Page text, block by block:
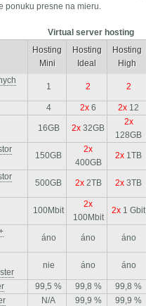
ponuku presne na mieru.
Hosting
Mini
Hosting
Ideal
Hosting
High
Virtual server hosting
1 2 2
4 2x 6 2x 12
16GB 2x 32GB
2x
128GB
150GB
2x
400GB
2x 1TB
500GB 2x2TB 2x 3TB
100Mbit
2x
100Mbit
2x 1 Gbit
áno áno áno
nie áno áno
99,5 % 99,8 % 99,8 %
N/A 99,9 % 99,9 %